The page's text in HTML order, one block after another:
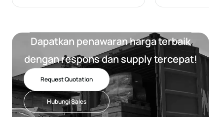
Dapatkan penawaran harga terbaik
dengan respons dan supply tercepat!
Request Quotation
Hubungi Sales